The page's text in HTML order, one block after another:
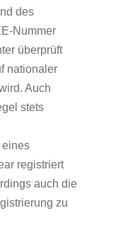
des
Nummer
überprüft
nationaler
Auch
stets
eines
registriert
auch die
zu